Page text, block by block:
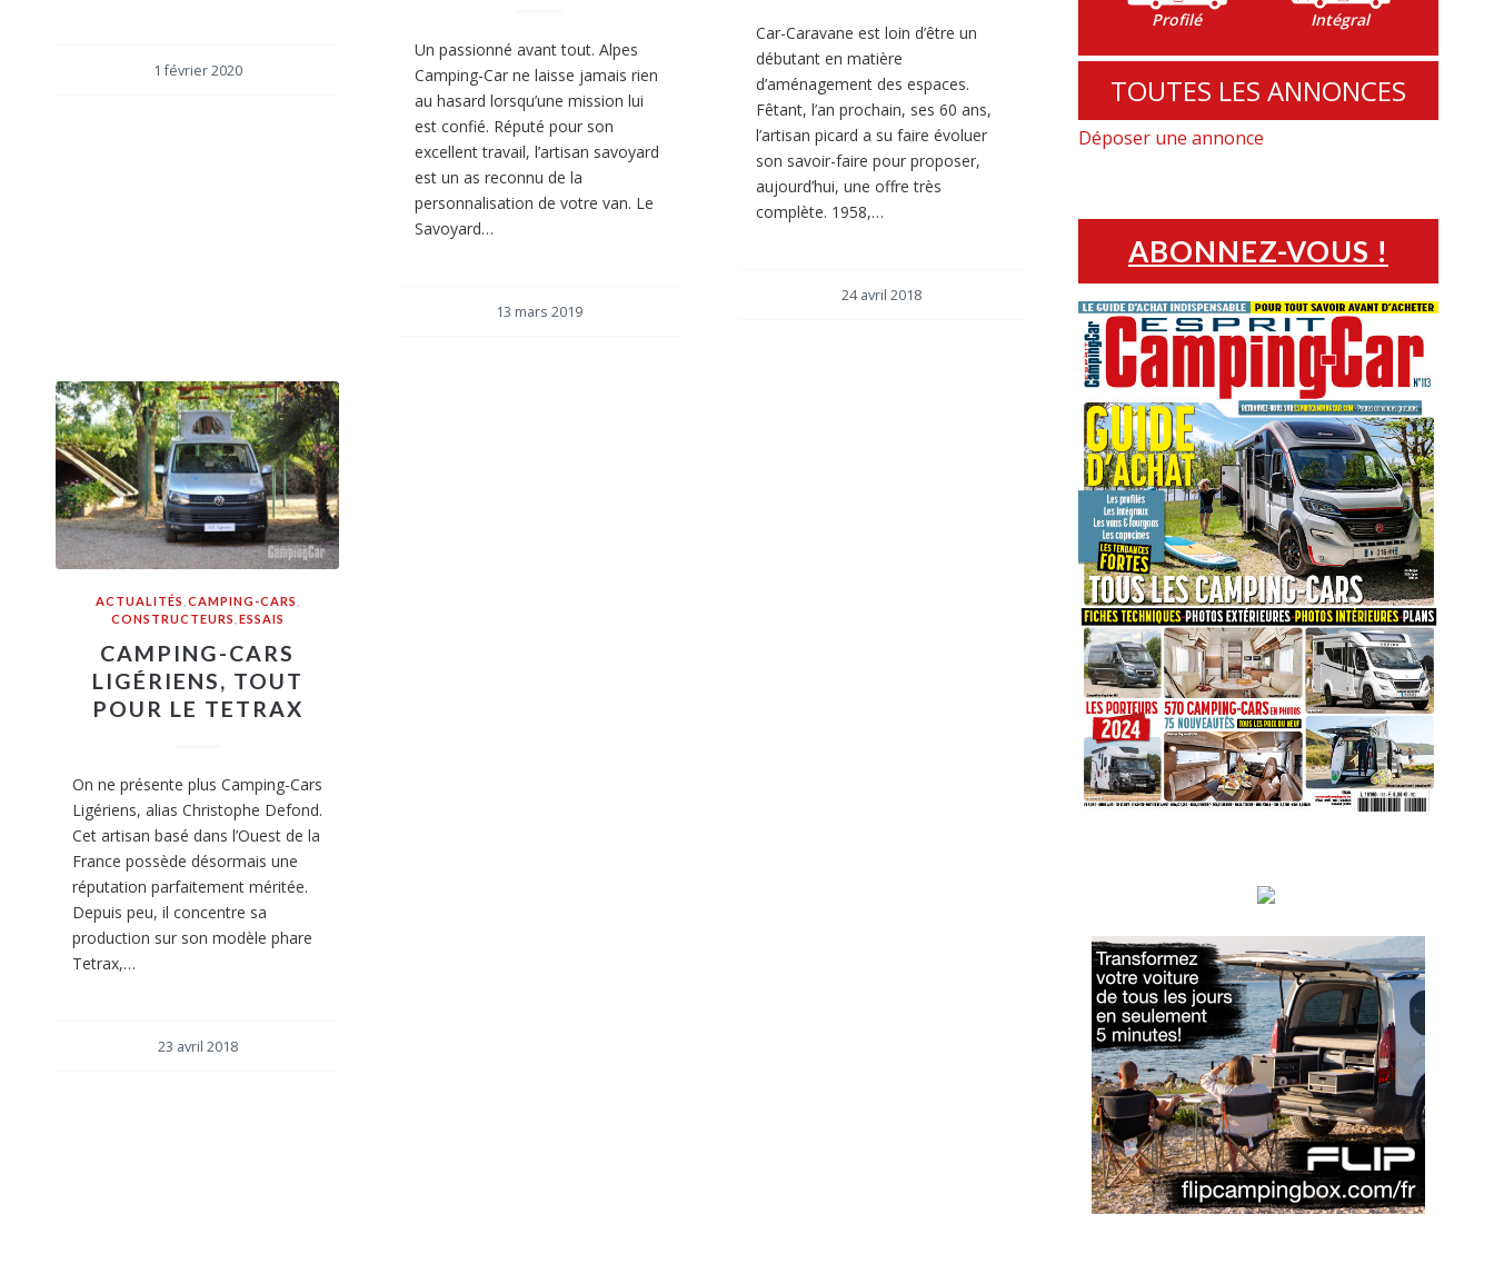
1 février 2020
Un passionné avant tout. Alpes
Camping-Car ne laisse jamais rien
au hasard lorsqu’une mission lui
est confié. Réputé pour son
excellent travail, l’artisan savoyard
est un as reconnu de la
personnalisation de votre van. Le
Savoyard…
13 mars 2019
Car-Caravane est loin d’être un
débutant en matière
d’aménagement des espaces.
Fêtant, l’an prochain, ses 60 ans,
l’artisan picard a su faire évoluer
son savoir-faire pour proposer,
aujourd’hui, une offre très
complète. 1958,…
24 avril 2018
ACTUALITÉS ,CAMPING-CARS
CONSTRUCTEURS ESSAIS
CAMPING-CARS
LIGÉRIENS, TOUT
POUR LE TETRAX
On ne présente plus Camping-Cars
Ligériens, alias Christophe Defond.
Cet artisan basé dans l’Ouest de la
France possède désormais une
réputation parfaitement méritée.
Depuis peu, il concentre sa
production sur son modèle phare
Tetrax,…
23 avril 2018
Profilé Intégral
TOUTES LES ANNONCES
Déposer une annonce
ABONNEZ-VOUS !